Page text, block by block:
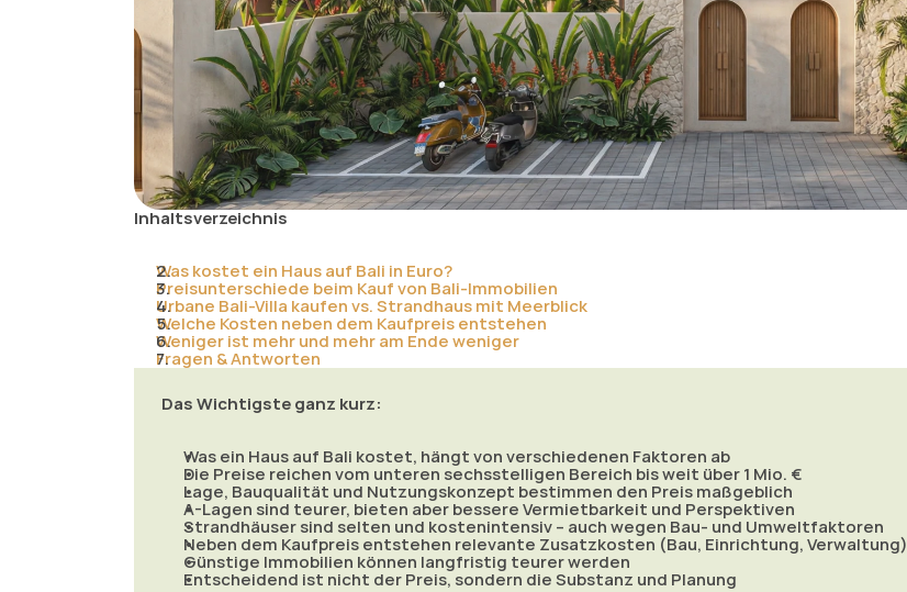
Inhaltsverzeichnis
Was kostet ein Haus auf Bali in Euro?
Preisunterschiede beim Kauf von Bali-Immobilien
Urbane Bali-Villa kaufen vs. Strandhaus mit Meerblick
Welche Kosten neben dem Kaufpreis entstehen
Weniger ist mehr und mehr am Ende weniger
Fragen & Antworten
Das Wichtigste ganz kurz:
Was ein Haus auf Bali kostet, hängt von verschiedenen Faktoren ab
Die Preise reichen vom unteren sechsstelligen Bereich bis weit über 1 Mio. €
Lage, Bauqualität und Nutzungskonzept bestimmen den Preis maßgeblich
A-Lagen sind teurer, bieten aber bessere Vermietbarkeit und Perspektiven
Strandhäuser sind selten und kostenintensiv – auch wegen Bau- und Umweltfaktoren
Neben dem Kaufpreis entstehen relevante Zusatzkosten (Bau, Einrichtung, Verwaltung)
Günstige Immobilien können langfristig teurer werden
Entscheidend ist nicht der Preis, sondern die Substanz und Planung